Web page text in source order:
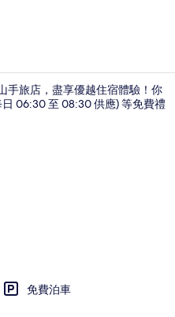
手旅店，盡享優越住宿體驗！你
06:30 至 08:30 供應) 等免費禮
免費泊車